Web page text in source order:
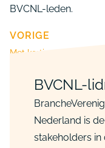
BVCNL-leden.
VORIGE
BVCNL-
Nederland is
stakeholders in